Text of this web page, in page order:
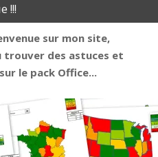
!!!
sur mon site,
trouver des astuces et
le pack Office...